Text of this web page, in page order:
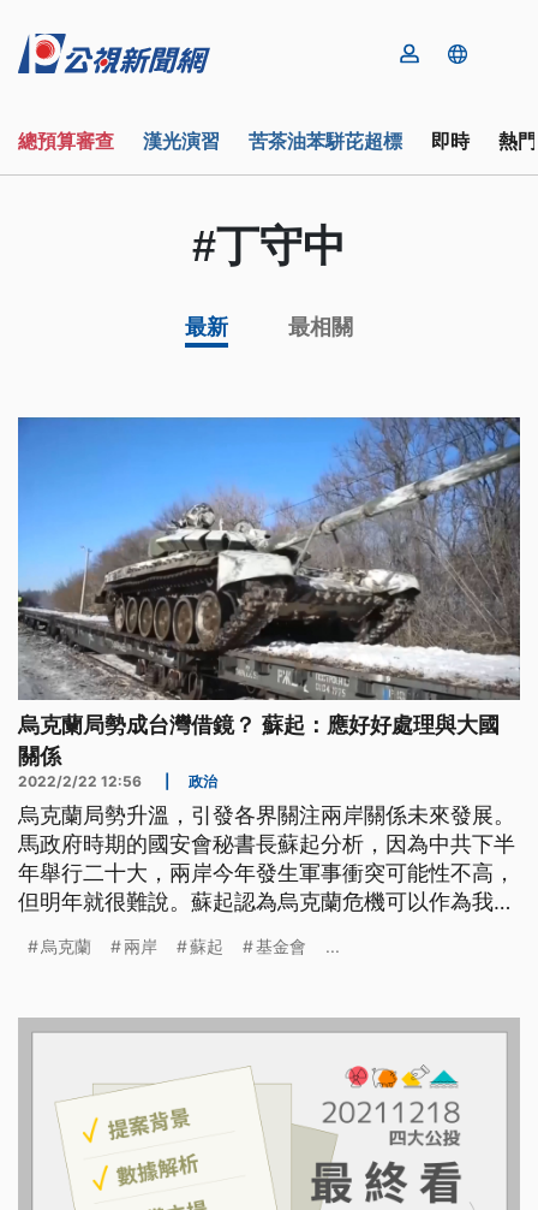
總預算審查 漢光演習 苦茶油苯駢芘超標 即時 熱
#丁守中
最新 最相關
烏克蘭局勢成台灣借鏡？ 蘇起：應好好處理與大國
關係
2022/2/22 12:56 政治
烏克蘭局勢升溫，引發各界關注兩岸關係未來發展。
馬政府時期的國安會秘書長蘇起分析，因為中共下半
年舉行二十大，兩岸今年發生軍事衝突可能性不高，
但明年就很難說。蘇起認為烏克蘭危機可以作為我國
可以好好思考的生存之道。
烏克蘭 兩岸 蘇起 基金會 ...